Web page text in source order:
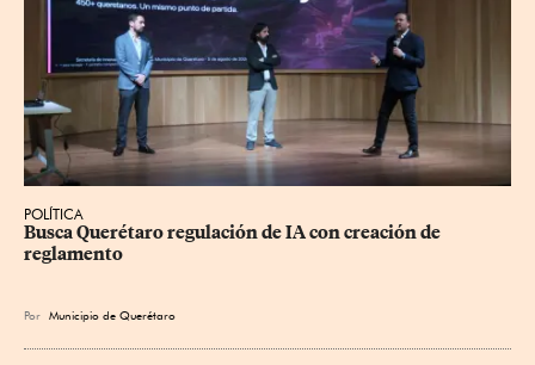
POLÍTICA
Busca Querétaro regulación de IA con creación de
reglamento
Por Municipio de Querétaro